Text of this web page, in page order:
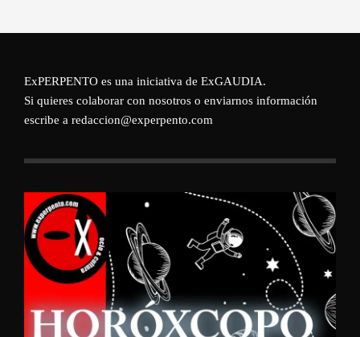
ExPERPENTO es una iniciativa de ExGAUDIA.
Si quieres colaborar con nosotros o enviarnos información
escribe a redaccion@experpento.com